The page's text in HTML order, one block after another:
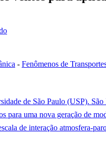
- Fenômenos de
de São Paulo (USP). São
para uma nova geração de
de interação atmosfera-